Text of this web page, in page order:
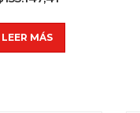
LEER MÁS